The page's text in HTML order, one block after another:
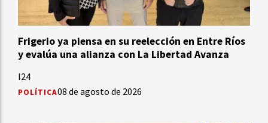
Frigerio ya piensa en su reelección en Entre Ríos
y evalúa una alianza con La Libertad Avanza
I24
POLÍTICA08 de agosto de 2026